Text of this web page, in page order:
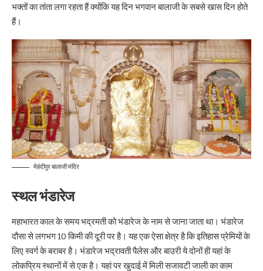
भक्तों का तांता लगा रहता हैं क्योंकि यह दिन भगवान बालाजी के सबसे खास दिन होते
हैं।
मेहंदीपुर बालाजी मंदिर
स्थल भंडारेज
महाभारत काल के समय भद्रमती को भंडारेज के नाम से जाना जाता था। भंडारेज
दौसा से लगभग 10 किमी की दूरी पर है। यह एक ऐसा क्षेत्र है कि इतिहास प्रेमियों के
लिए स्वर्ग के बराबर है। भंडारेज भद्रावती पैलेस और बाउरी ये दोनों ही यहां के
लोकप्रिय स्थानों में से एक है। यहां पर खुदाई में मिली सजावटी जाली का काम